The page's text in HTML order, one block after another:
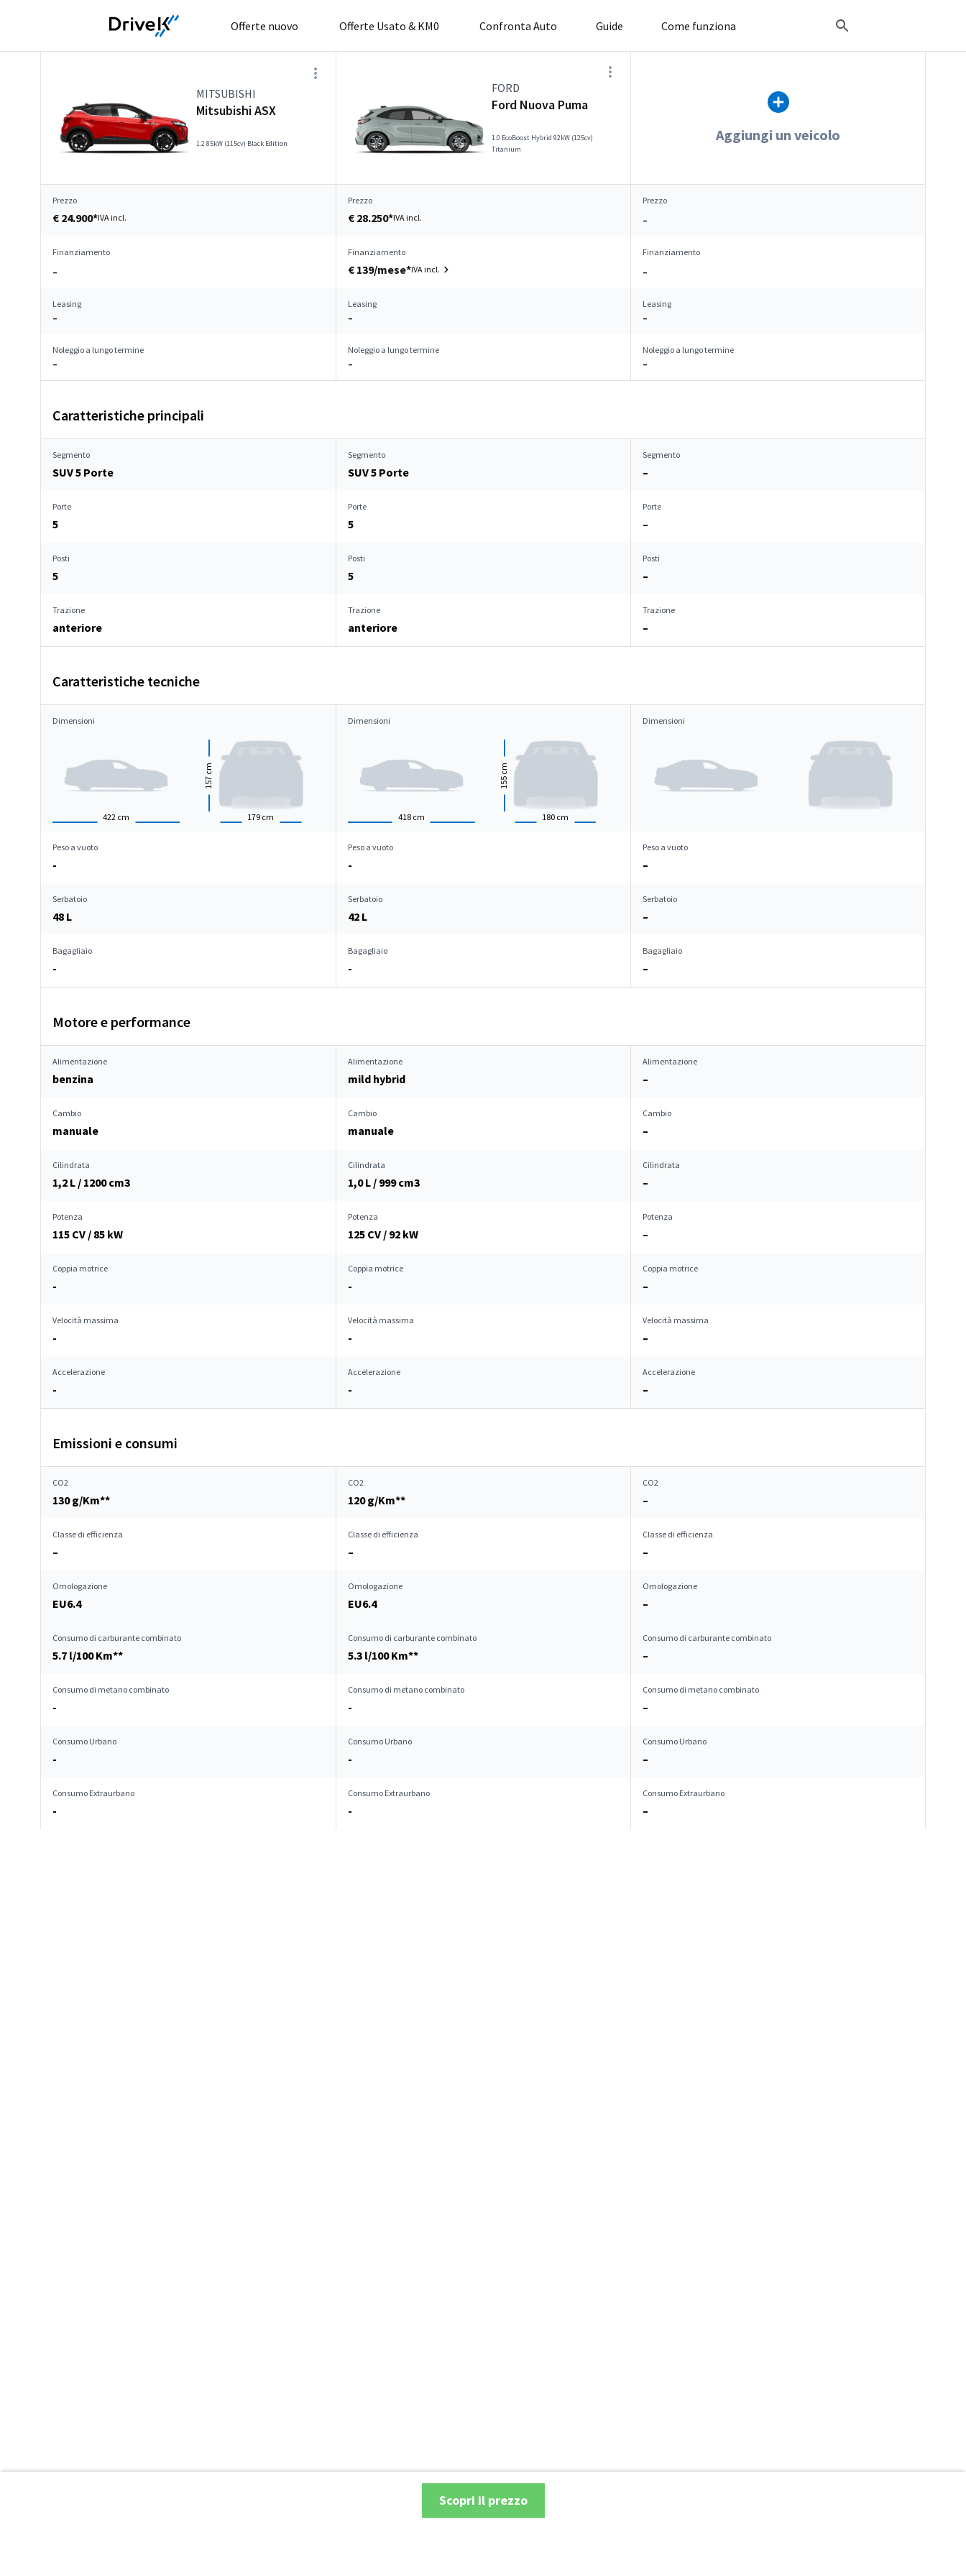
Offerte nuovo Offerte Usato & KM0 Confronta Auto Guide Come funziona
MITSUBISHI
Mitsubishi ASX
1.2 85kW (115cv) Black Edition
FORD
Ford Nuova Puma
1.0 EcoBoost Hybrid 92kW (125cv)
Titanium
Aggiungi un veicolo
Prezzo
€ 24.900*IVA incl.
Prezzo
€ 28.250*IVA incl.
Prezzo
–
Finanziamento
–
Finanziamento
€ 139/mese*IVA incl.
Finanziamento
–
Leasing
–
Leasing
–
Leasing
–
Noleggio a lungo termine
–
Noleggio a lungo termine
–
Noleggio a lungo termine
–
Caratteristiche principali
Segmento
SUV 5 Porte
Segmento
SUV 5 Porte
Segmento
–
Porte
5
Porte
5
Porte
–
Posti
5
Posti
5
Posti
–
Trazione
anteriore
Trazione
anteriore
Trazione
–
Caratteristiche tecniche
Dimensioni
422 cm 179 cm
157
cm
Dimensioni
418 cm 180 cm
155
cm
Dimensioni
Peso a vuoto
-
Peso a vuoto
-
Peso a vuoto
–
Serbatoio
48 L
Serbatoio
42 L
Serbatoio
–
Bagagliaio
-
Bagagliaio
-
Bagagliaio
–
Motore e performance
Alimentazione
benzina
Alimentazione
mild hybrid
Alimentazione
–
Cambio
manuale
Cambio
manuale
Cambio
–
Cilindrata
1,2 L / 1200 cm3
Cilindrata
1,0 L / 999 cm3
Cilindrata
–
Potenza
115 CV / 85 kW
Potenza
125 CV / 92 kW
Potenza
–
Coppia motrice
-
Coppia motrice
-
Coppia motrice
–
Velocità massima
-
Velocità massima
-
Velocità massima
–
Accelerazione
-
Accelerazione
-
Accelerazione
–
Emissioni e consumi
CO2
130 g/Km**
CO2
120 g/Km**
CO2
–
Classe di efficienza
–
Classe di efficienza
–
Classe di efficienza
–
Omologazione
EU6.4
Omologazione
EU6.4
Omologazione
–
Consumo di carburante combinato
5.7 l/100 Km**
Consumo di carburante combinato
5.3 l/100 Km**
Consumo di carburante combinato
–
Consumo di metano combinato
-
Consumo di metano combinato
-
Consumo di metano combinato
–
Consumo Urbano
-
Consumo Urbano
-
Consumo Urbano
–
Consumo Extraurbano
-
Consumo Extraurbano
-
Consumo Extraurbano
–
Scopri il prezzo